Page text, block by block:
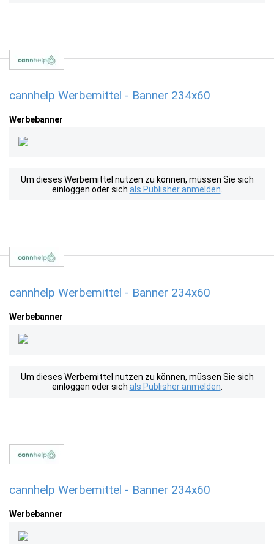
cannhelp Werbemittel - Banner 234x60
Werbebanner
Um dieses Werbemittel nutzen zu können, müssen Sie sich
einloggen oder sich als Publisher anmelden
cannhelp Werbemittel - Banner 234x60
Werbebanner
Um dieses Werbemittel nutzen zu können, müssen Sie sich
einloggen oder sich als Publisher anmelden
cannhelp Werbemittel - Banner 234x60
Werbebanner